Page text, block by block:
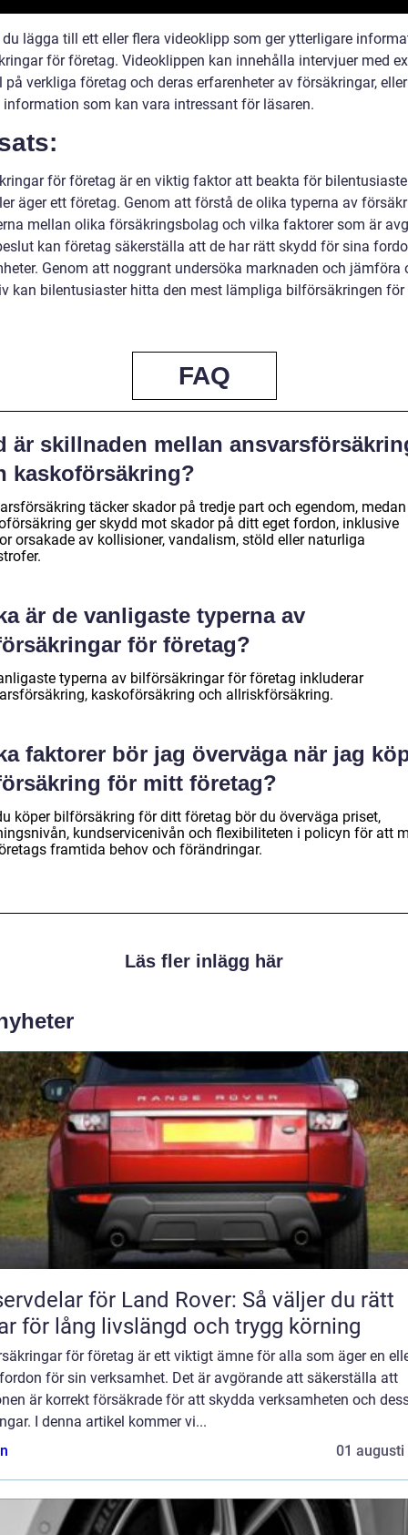
du lägga till ett eller flera videoklipp som ger ytterligare
för företag. Videoklippen kan innehålla intervjuer med
på verkliga företag och deras erfarenheter av försäkringar,
information som kan vara intressant för läsaren.
för företag är en viktig faktor att beakta för
äger ett företag. Genom att förstå de olika typerna av
mellan olika försäkringsbolag och vilka faktorer som är
kan företag säkerställa att de har rätt skydd för sina
Genom att noggrant undersöka marknaden och jämföra
kan bilentusiaster hitta den mest lämpliga bilförsäkringen
FAQ
är skillnaden mellan
kaskoförsäkring?
täcker skador på tredje part och egendom, medan
ger skydd mot skador på ditt eget fordon, inklusive
orsakade av kollisioner, vandalism, stöld eller naturliga
är de vanligaste typerna av
för företag?
typerna av bilförsäkringar för företag inkluderar
kaskoförsäkring och allriskförsäkring.
faktorer bör jag överväga när jag
för mitt företag?
köper bilförsäkring för ditt företag bör du överväga priset,
kundservicenivån och flexibiliteten i policyn för att
framtida behov och förändringar.
Läs fler inlägg här
för Land Rover: Så väljer du rätt
för lång livslängd och trygg körning
för företag är ett viktigt ämne för alla som äger en
för sin verksamhet. Det är avgörande att säkerställa att
är korrekt försäkrade för att skydda verksamheten och
I denna artikel kommer vi...
01 augusti